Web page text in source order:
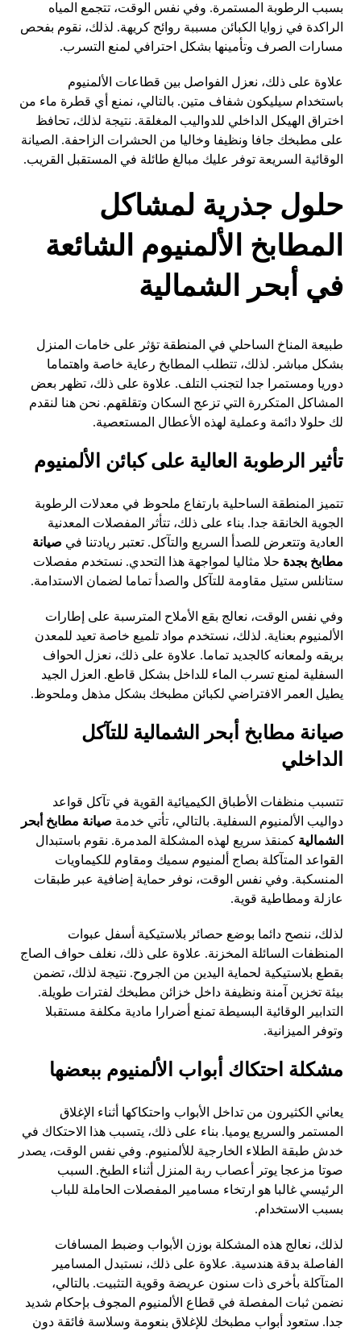
بسبب الرطوبة المستمرة. وفي نفس الوقت، تتجمع المياه
الراكدة في زوايا الكبائن مسببة روائح كريهة. لذلك، نقوم بفحص
مسارات الصرف وتأمينها بشكل احترافي لمنع التسرب.
علاوة على ذلك، نعزل الفواصل بين قطاعات الألمنيوم
باستخدام سيليكون شفاف متين. بالتالي، نمنع أي قطرة ماء من
اختراق الهيكل الداخلي للدواليب المغلقة. نتيجة لذلك، تحافظ
على مطبخك جافا ونظيفا وخاليا من الحشرات الزاحفة. الصيانة
الوقائية السريعة توفر عليك مبالغ طائلة في المستقبل القريب.
حلول جذرية لمشاكل
المطابخ الألمنيوم الشائعة
في أبحر الشمالية
طبيعة المناخ الساحلي في المنطقة تؤثر على خامات المنزل
بشكل مباشر. لذلك، تتطلب المطابخ رعاية خاصة واهتماما
دوريا ومستمرا جدا لتجنب التلف. علاوة على ذلك، تظهر بعض
المشاكل المتكررة التي تزعج السكان وتقلقهم. نحن هنا لنقدم
لك حلولا دائمة وعملية لهذه الأعطال المستعصية.
تأثير الرطوبة العالية على كبائن الألمنيوم
تتميز المنطقة الساحلية بارتفاع ملحوظ في معدلات الرطوبة
الجوية الخانقة جدا. بناء على ذلك، تتأثر المفصلات المعدنية
العادية وتتعرض للصدأ السريع والتآكل. تعتبر ريادتنا في صيانة
مطابخ بجدة حلا مثاليا لمواجهة هذا التحدي. نستخدم مفصلات
ستانلس ستيل مقاومة للتآكل والصدأ تماما لضمان الاستدامة.
وفي نفس الوقت، نعالج بقع الأملاح المترسبة على إطارات
الألمنيوم بعناية. لذلك، نستخدم مواد تلميع خاصة تعيد للمعدن
بريقه ولمعانه كالجديد تماما. علاوة على ذلك، نعزل الحواف
السفلية لمنع تسرب الماء للداخل بشكل قاطع. العزل الجيد
يطيل العمر الافتراضي لكبائن مطبخك بشكل مذهل وملحوظ.
صيانة مطابخ أبحر الشمالية للتآكل
الداخلي
تتسبب منظفات الأطباق الكيميائية القوية في تآكل قواعد
دواليب الألمنيوم السفلية. بالتالي، تأتي خدمة صيانة مطابخ أبحر
الشمالية كمنقذ سريع لهذه المشكلة المدمرة. نقوم باستبدال
القواعد المتآكلة بصاج ألمنيوم سميك ومقاوم للكيماويات
المنسكبة. وفي نفس الوقت، نوفر حماية إضافية عبر طبقات
عازلة ومطاطية قوية.
لذلك، ننصح دائما بوضع حصائر بلاستيكية أسفل عبوات
المنظفات السائلة المخزنة. علاوة على ذلك، نغلف حواف الصاج
بقطع بلاستيكية لحماية اليدين من الجروح. نتيجة لذلك، تضمن
بيئة تخزين آمنة ونظيفة داخل خزائن مطبخك لفترات طويلة.
التدابير الوقائية البسيطة تمنع أضرارا مادية مكلفة مستقبلا
وتوفر الميزانية.
مشكلة احتكاك أبواب الألمنيوم ببعضها
يعاني الكثيرون من تداخل الأبواب واحتكاكها أثناء الإغلاق
المستمر والسريع يوميا. بناء على ذلك، يتسبب هذا الاحتكاك في
خدش طبقة الطلاء الخارجية للألمنيوم. وفي نفس الوقت، يصدر
صوتا مزعجا يوتر أعصاب ربة المنزل أثناء الطبخ. السبب
الرئيسي غالبا هو ارتخاء مسامير المفصلات الحاملة للباب
بسبب الاستخدام.
لذلك، نعالج هذه المشكلة بوزن الأبواب وضبط المسافات
الفاصلة بدقة هندسية. علاوة على ذلك، نستبدل المسامير
المتآكلة بأخرى ذات سنون عريضة وقوية التثبيت. بالتالي،
نضمن ثبات المفصلة في قطاع الألمنيوم المجوف بإحكام شديد
جدا. ستعود أبواب مطبخك للإغلاق بنعومة وسلاسة فائقة دون